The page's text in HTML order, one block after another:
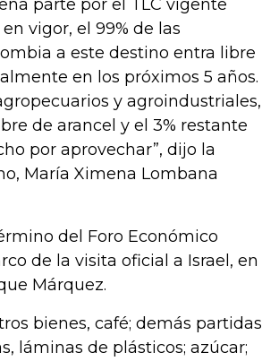
parte por el TLC vigente
vigor, el 99% de las
a este destino entra libre
en los próximos 5 años.
y agroindustriales,
de arancel y el 3% restante
por aprovechar”, dijo la
María Ximena Lombana
del Foro Económico
de la visita oficial a Israel, en
Márquez.
bienes, café; demás partidas
láminas de plásticos; azúcar;